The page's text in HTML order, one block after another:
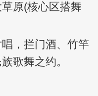
原(核心区搭舞
，拦门酒、竹竿
歌舞之约。